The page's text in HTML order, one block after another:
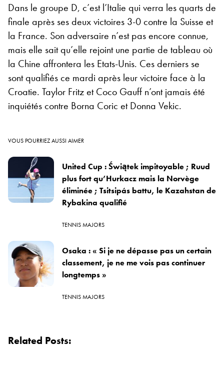
Dans le groupe D, c’est l’Italie qui verra les quarts de
finale après ses deux victoires 3-0 contre la Suisse et
la France. Son adversaire n’est pas encore connue,
mais elle sait qu’elle rejoint une partie de tableau où
la Chine affrontera les Etats-Unis. Ces derniers se
sont qualifiés ce mardi après leur victoire face à la
Croatie. Taylor Fritz et Coco Gauff n’ont jamais été
inquiétés contre Borna Coric et Donna Vekic.
VOUS POURRIEZ AUSSI AIMER
United Cup : Świątek impitoyable ; Ruud
plus fort qu’Hurkacz mais la Norvège
éliminée ; Tsitsipás battu, le Kazahstan de
Rybakina qualifié
TENNIS MAJORS
Osaka : « Si je ne dépasse pas un certain
classement, je ne me vois pas continuer
longtemps »
TENNIS MAJORS
Related Posts: